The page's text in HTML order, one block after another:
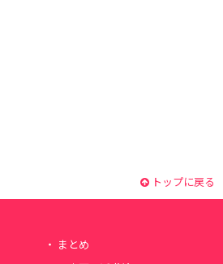
トップに戻る
まとめ